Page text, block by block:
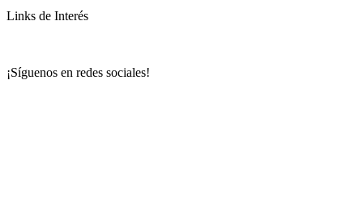
Links de Interés
¡Síguenos en redes sociales!